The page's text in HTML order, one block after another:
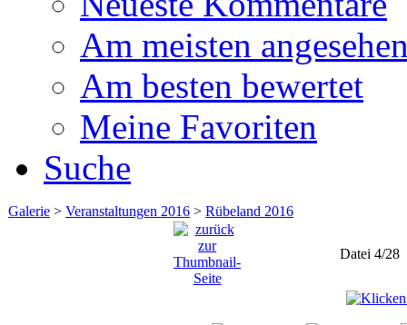
Am meisten
Am besten bewertet
Meine Favoriten
Suche
Galerie > Veranstaltungen 2016 > Rübeland 2016
Datei 4/28